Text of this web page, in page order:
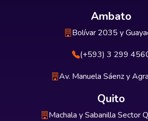
Ambato
Bolívar 2035 y
(+593) 3 299
Av. Manuela Sáenz y
Quito
Machala y Sabanilla Sector